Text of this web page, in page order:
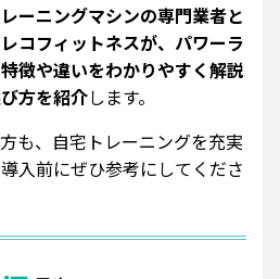
ーニングマシンの専門業者と
コフィットネスが、パワーラ
徴や違いをわかりやすく解説
方を紹介します。
も、自宅トレーニングを充実
入前にぜひ参考にしてくださ